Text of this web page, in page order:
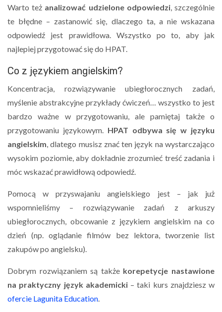
Warto też analizować udzielone odpowiedzi, szczególnie
te błędne – zastanowić się, dlaczego ta, a nie wskazana
odpowiedź jest prawidłowa. Wszystko po to, aby jak
najlepiej przygotować się do HPAT.
Co z językiem angielskim?
Koncentracja, rozwiązywanie ubiegłorocznych zadań,
myślenie abstrakcyjne przykłady ćwiczeń… wszystko to jest
bardzo ważne w przygotowaniu, ale pamiętaj także o
przygotowaniu językowym.HPAT odbywa się w języku
angielskim, dlatego musisz znać ten język na wystarczająco
wysokim poziomie, aby dokładnie zrozumieć treść zadania i
móc wskazać prawidłową odpowiedź.
Pomocą w przyswajaniu angielskiego jest – jak już
wspomnieliśmy – rozwiązywanie zadań z arkuszy
ubiegłorocznych, obcowanie z językiem angielskim na co
dzień (np. oglądanie filmów bez lektora, tworzenie list
zakupów po angielsku).
Dobrym rozwiązaniem są takżekorepetycje nastawione
na praktyczny język akademicki – taki kurs znajdziesz w
ofercie Lagunita Education.